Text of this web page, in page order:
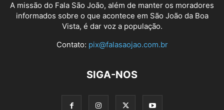
A missão do Fala São João, além de manter os moradores
informados sobre o que acontece em São João da Boa
Vista, é dar voz a população.
Contato: pix@falasaojao.com.br
SIGA-NOS